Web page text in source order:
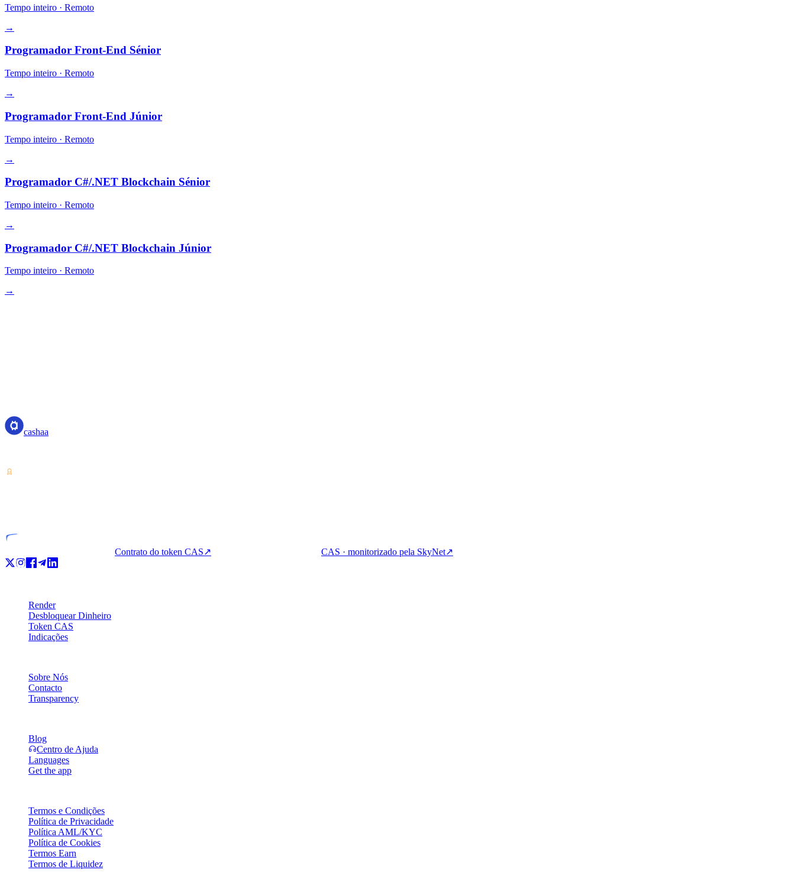
Tempo inteiro · Remoto
→
Programador Front-End Sénior
Tempo inteiro · Remoto
→
Programador Front-End Júnior
Tempo inteiro · Remoto
→
Programador C#/.NET Blockchain Sénior
Tempo inteiro · Remoto
→
Programador C#/.NET Blockchain Júnior
Tempo inteiro · Remoto
→
cashaa
Contrato do token CAS↗ CAS · monitorizado pela SkyNet↗
Render
Desbloquear Dinheiro
Token CAS
Indicações
Sobre Nós
Contacto
Transparency
Blog
Centro de Ajuda
Languages
Get the app
Termos e Condições
Política de Privacidade
Política AML/KYC
Política de Cookies
Termos Earn
Termos de Liquidez